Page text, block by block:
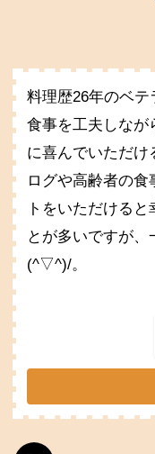
料理歴26年のベ
食事を工夫しなが
に喜んでいただけ
ログや高齢者の
トをいただける
とが多いですが、
(^▽^)/。